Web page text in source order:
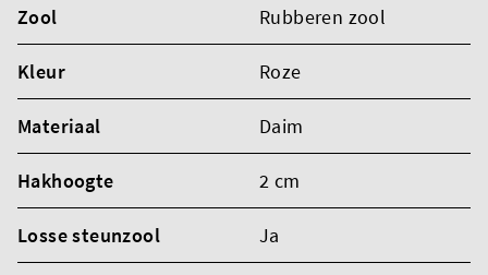
Zool Rubberen zool
Kleur Roze
Materiaal Daim
Hakhoogte 2 cm
Losse steunzool Ja